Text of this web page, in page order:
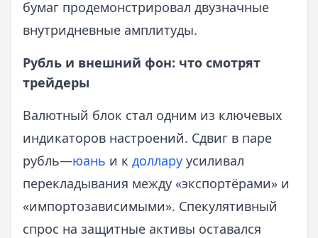
бумаг продемонстрировал двузначные
внутридневные амплитуды.
Рубль и внешний фон: что смотрят
трейдеры
Валютный блок стал одним из ключевых
индикаторов настроений. Сдвиг в паре
рубль—юань и к доллару усиливал
перекладывания между «экспортёрами» и
«импортозависимыми». Спекулятивный
спрос на защитные активы оставался